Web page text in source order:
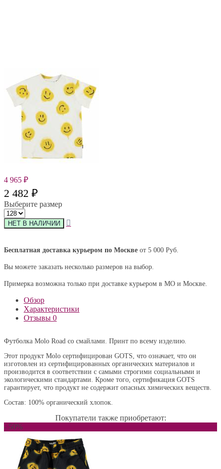
4 965 ₽
2 482 ₽
Выберите размер
Бесплатная доставка курьером по Москве от 5 000 Руб.
Вы можете заказать несколько размеров на выбор.
Примерка возможна только при доставке курьером в МО и Москве.
Обзор
Характеристики
Отзывы 0
Футболка Molo Road со смайлами. Принт по всему изделию.
Этот продукт Molo сертифицирован GOTS, что означает, что он
изготовлен из сертифицированных органических материалов и
производится в соответствии с самыми строгими социальными и
экологическими стандартами. Кроме того, сертификация GOTS
гарантирует, что продукт не содержит опасных химических веществ.
Состав: 100% органический хлопок.
Покупатели также приобретают:
- 50%